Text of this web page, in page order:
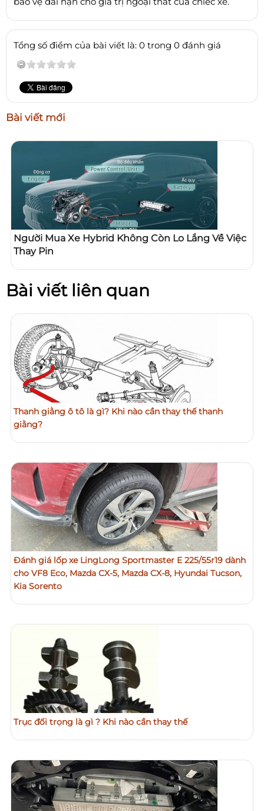
Tổng số điểm của bài viết là: 0 trong 0 đánh giá
Bài viết mới
Người Mua Xe Hybrid Không Còn Lo Lắng Về Việc
Thay Pin
Bài viết liên quan
Thanh giằng ô tô là gì? Khi nào cần thay thế thanh
giằng?
Đánh giá lốp xe LingLong Sportmaster E 225/55r19 dành
cho VF8 Eco, Mazda CX-5, Mazda CX-8, Hyundai Tucson,
Kia Sorento
Trục đối trọng là gì ? Khi nào cần thay thế